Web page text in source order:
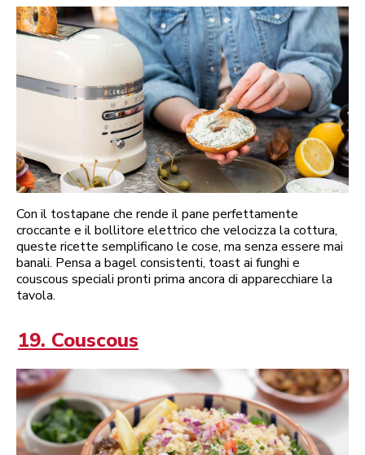
Con il tostapane che rende il pane perfettamente
croccante e il bollitore elettrico che velocizza la cottura,
queste ricette semplificano le cose, ma senza essere mai
banali. Pensa a bagel consistenti, toast ai funghi e
couscous speciali pronti prima ancora di apparecchiare la
tavola.
19. Couscous